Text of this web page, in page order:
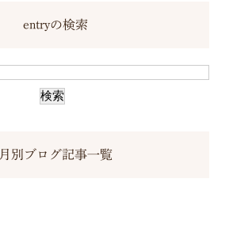
entryの検索
月別ブログ記事一覧